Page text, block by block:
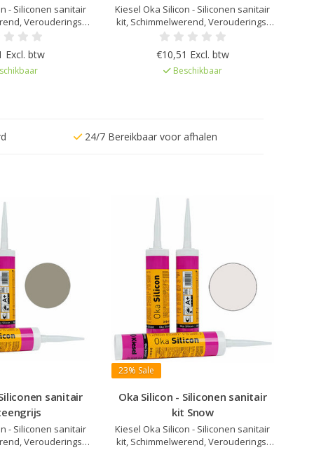
- Siliconen sanitair
Verouderings-
Elastisch na
Zeer lage emissie
Excl. btw
Kiesel Oka Silicon - Siliconen sanitair
kit, Schimmelwerend, Verouderings-
en UV bestendig, Elastisch na
Servoperl Royal, Zeer lage emissie
EC1Plus gelicentieerd
€10,51 Excl. btw
Beschikbaar
24/7 Bereikbaar voor afhalen
sanitair
- Siliconen sanitair
Verouderings-
23% Sale
Oka Silicon - Siliconen sanitair
kit Snow
Kiesel Oka Silicon - Siliconen sanitair
kit, Schimmelwerend, Verouderings-